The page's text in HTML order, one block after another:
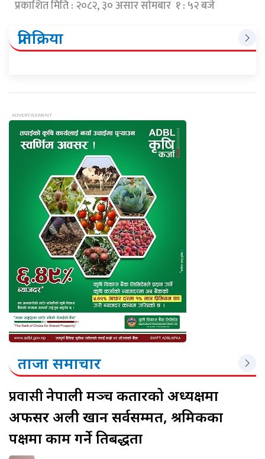
प्रकाशित मिति : २०८२, ३० असार सोमबार १ : ५२ बजे
प्रतिक्रिया
ताजा समाचार
प्रवासीनेपाली मञ्च कतारको अध्यक्षमा
अफसर अली खान सर्वसम्मत, श्रमिकका
पक्षमा काम गर्ने प्रतिबद्धता